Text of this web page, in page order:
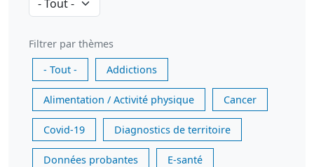
Filtrer par thèmes
- Tout -
Addictions
Alimentation / Activité physique Cancer
Covid-19 Diagnostics de territoire
Données probantes E-santé